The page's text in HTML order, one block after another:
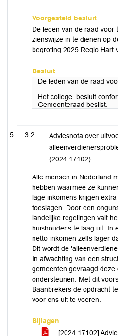
Voorgesteld besluit
De leden van de raad voor
zienswijze in te dienen op
begroting 2025 Regio Hart
Besluit
De leden van de raad
Het college besluit
Gemeenteraad beslist.
3.2
Adviesnota over
(2024.17102)
Alle mensen in Nederland
hebben waarmee ze
lage inkomens krijgen
toeslagen. Door een
landelijke regelingen valt
huishoudens te laag uit. In
netto-inkomen zelfs lager
Dit wordt de
In afwachting van een
gemeenten gevraagd deze
ondersteunen. Met dit
Baanbrekers de opdracht
voor ons uit te voeren.
Bijlagen
[2024.17102]